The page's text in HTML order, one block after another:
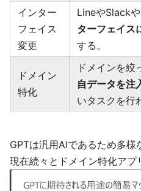
インター
フェイス
変更
LineやSlack
ターフェイス
する。
ドメイン
特化
ドメインを絞
自データを注
いタスクを行
GPTは汎用AIであるため多様
現在続々とドメイン特化アプ